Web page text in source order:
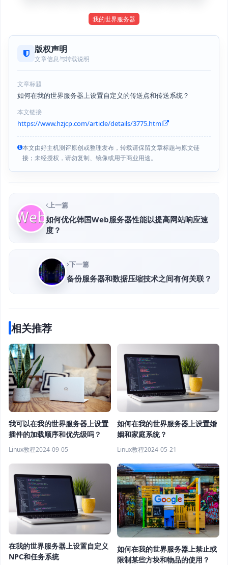
我的世界服务器
版权声明
文章信息与转载说明
文章标题
如何在我的世界服务器上设置自定义的传送点和传送系统？
本文链接
https://www.hzjcp.com/article/details/3775.html
本文由好主机测评原创或整理发布，转载请保留文章标题与原文链
接；未经授权，请勿复制、镜像或用于商业用途。
上一篇
如何优化韩国Web服务器性能以提高网站响应速
度？
下一篇
备份服务器和数据压缩技术之间有何关联？
相关推荐
我可以在我的世界服务器上设置
插件的加载顺序和优先级吗？
Linux教程2024-09-05
如何在我的世界服务器上设置婚
姻和家庭系统？
Linux教程2024-05-21
在我的世界服务器上设置自定义
NPC和任务系统
如何在我的世界服务器上禁止或
限制某些方块和物品的使用？